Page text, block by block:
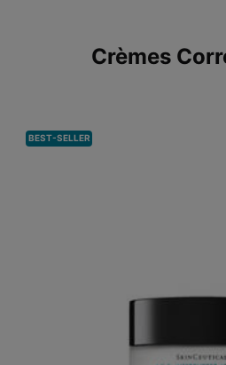
Crèmes
BEST-SELLER